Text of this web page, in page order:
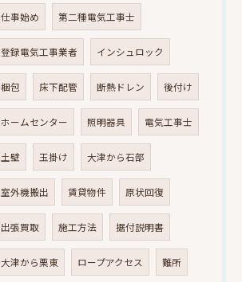
仕事始め 第二種電気工事士
登録電気工事業者 インシュロック
梱包 床下配管 断熱ドレン 後付け
ホームセンター 照明器具 電気工事士
土壁 玉掛け 大津から石部
室外機搬出 賃貸物件 原状回復
出張買取 施工方法 据付説明書
大津から栗東 ロープアクセス 難所